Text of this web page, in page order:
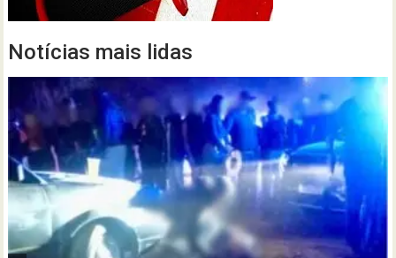
Notícias mais lidas